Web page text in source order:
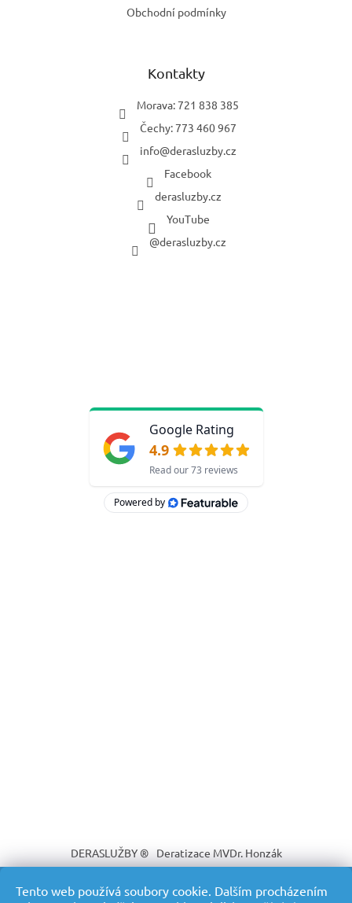
Tento web používá soubory cookie. Dalším procházením
Obchodní podmínky
Kontakty
Morava: 721 838 385
Čechy: 773 460 967
info@derasluzby.cz
Facebook
derasluzby.cz
YouTube
@derasluzby.cz
DERASLUŽBY ® Deratizace MVDr. Honzák